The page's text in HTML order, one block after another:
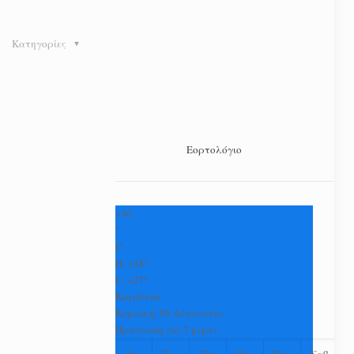
Κατηγορίες
Εορτολόγιο
+36
°
C
H:+38°
L:+27°
Καρδίτσα
Κυριακή, 09 Αύγουστος
Πρόγνωση για 7 μέρες